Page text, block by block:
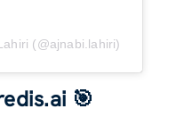
(@ajnabi.lahiri)
🎯